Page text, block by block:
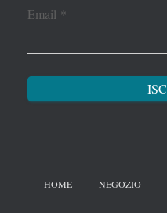
Email *
HOME NEGOZIO